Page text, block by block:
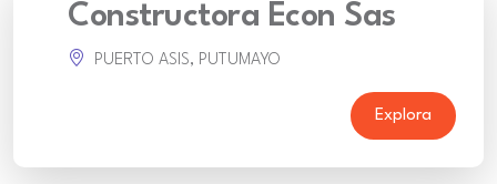
Constructora Econ Sas
PUERTO ASIS, PUTUMAYO
Explora